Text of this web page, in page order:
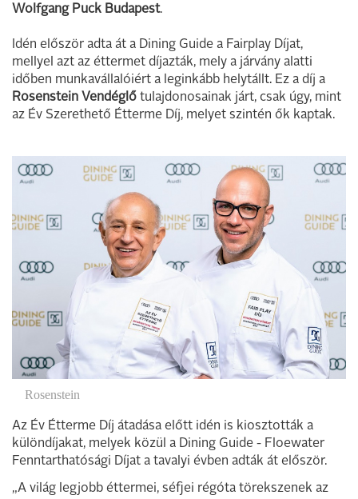
Wolfgang Puck Budapest.
Idén először adta át a Dining Guide a Fairplay Díjat,
mellyel azt az éttermet díjazták, mely a járvány alatti
időben munkavállalóiért a leginkább helytállt. Ez a díj a
Rosenstein Vendéglő tulajdonosainak járt, csak úgy, mint
az Év Szerethető Étterme Díj, melyet szintén ők kaptak.
Rosenstein
Az Év Étterme Díj átadása előtt idén is kiosztották a
különdíjakat, melyek közül a Dining Guide - Floewater
Fenntarthatósági Díjat a tavalyi évben adták át először.
„A világ legjobb éttermei, séfjei régóta törekszenek az